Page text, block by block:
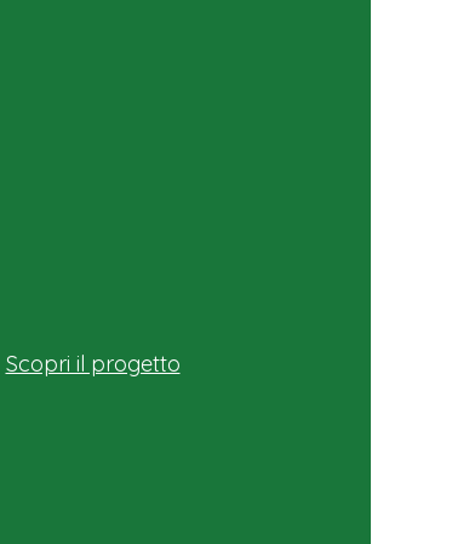
Scopri il progetto